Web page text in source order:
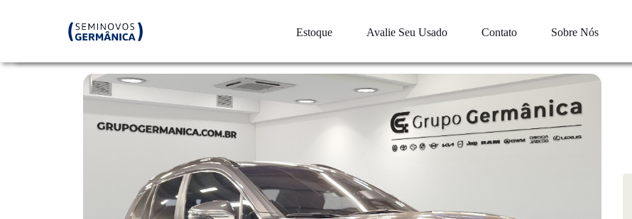
Estoque Avalie Seu Usado Contato Sobre Nós